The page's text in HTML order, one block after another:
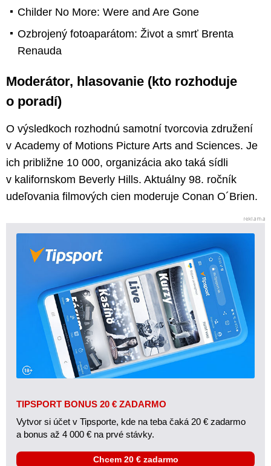
Childer No More: Were and Are Gone
Ozbrojený fotoaparátom: Život a smrť Brenta
Renauda
Moderátor, hlasovanie (kto rozhoduje
o poradí)
O výsledkoch rozhodnú samotní tvorcovia združení
v Academy of Motions Picture Arts and Sciences. Je
ich približne 10 000, organizácia ako taká sídli
v kalifornskom Beverly Hills. Aktuálny 98. ročník
udeľovania filmových cien moderuje Conan O´Brien.
TIPSPORT BONUS 20 € ZADARMO
Vytvor si účet v Tipsporte, kde na teba čaká 20 € zadarmo
a bonus až 4 000 € na prvé stávky.
Chcem 20 € zadarmo